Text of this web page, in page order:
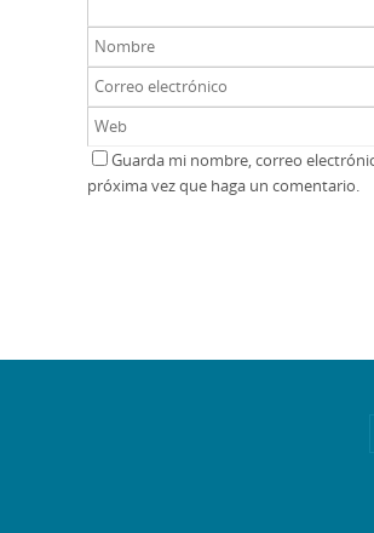
Guarda mi nombre, correo
próxima vez que haga un comentario.